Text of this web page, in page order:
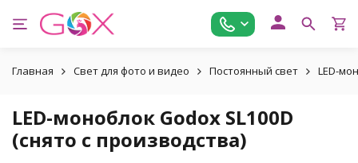
Главная Свет для фото и видео Постоянный свет LED-
LED-моноблок Godox SL100D
(снято с производства)